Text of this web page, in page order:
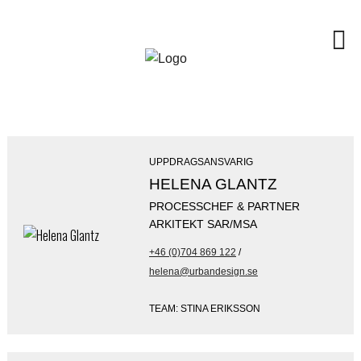
UPPDRAGSANSVARIG
HELENA GLANTZ
PROCESSCHEF & PARTNER
ARKITEKT SAR/MSA
+46 (0)704 869 122 /
helena@urbandesign.se
TEAM: STINA ERIKSSON